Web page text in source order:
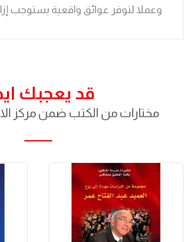
وعملا لتوفر عوائق واقعية يستوجب
قد يعجبك
مختارات من الكتب ضمن مركز